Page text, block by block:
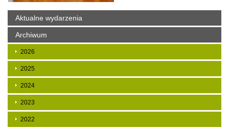
Aktualne wydarzenia
Archiwum
2026
2025
2024
2023
2022